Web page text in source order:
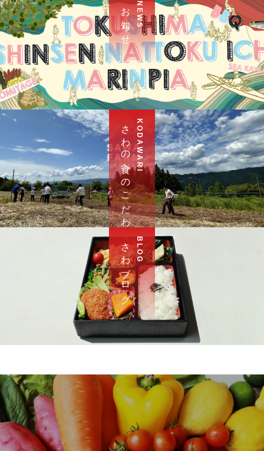
N E W S
お 知 ら せ
K O D A W A R I
さ わ の 食 へ の こ だ わ り
B L O G
さ わ ブ ロ グ